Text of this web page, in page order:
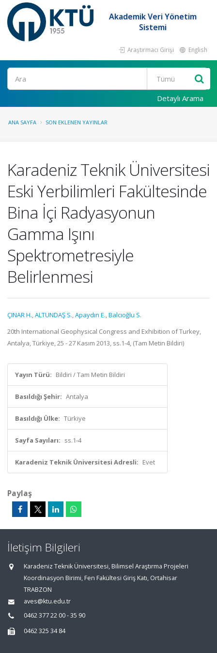
Akademik Veri Yönetim
Sistemi
Araştırmacı Girişi English
Ara
Detaylı Arama
ANA SAYFA SON EKLENEN YAYINLAR
Karadeniz Teknik Üniversitesi
Eski Yerbilimleri Fakültesinde
Bina İçi Radyasyonun
Gamma Işını
Spektrometresiyle
Belirlenmesi
ÇINAR H.,ALTUNDAŞ S.,Apaydın E.,Balcıoğlu S.
20th International Geophysical Congress and Exhibition of Turkey,
Antalya, Türkiye, 25 - 27 Kasım 2013, ss.1-4, (Tam Metin Bildiri)
Yayın Türü: Bildiri / Tam Metin Bildiri
Basıldığı Şehir: Antalya
Basıldığı Ülke: Türkiye
Sayfa Sayıları: ss.1-4
Karadeniz Teknik Üniversitesi Adresli: Evet
Paylaş
İletişim Bilgileri
Karadeniz Teknik Üniversitesi, Bilimsel Araştırma Projeleri
Koordinasyon Birimi, Fen Fakültesi Giriş Katı, Ortahisar
TRABZON
aves@ktu.edu.tr
0462 377 22 00 - 35 90
0462 325 34 84